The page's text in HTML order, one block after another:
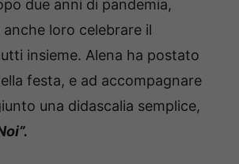
due anni di pandemia,
loro celebrare il
insieme. Alena ha postato
festa, e ad accompagnare
una didascalia semplice,